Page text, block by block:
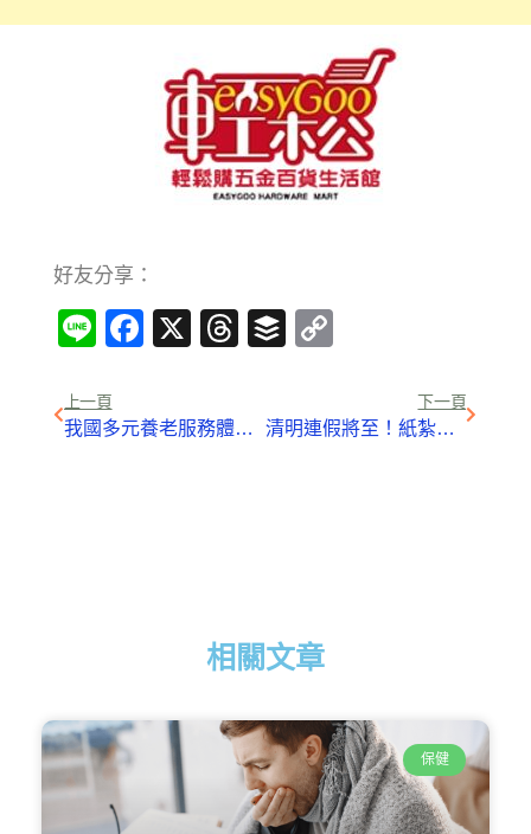
好友分享：
LineFacebook
X Threads
Buffer
上一頁
我國多元養老服務體系逐漸形成
下一頁
清明連假將至！紙紮車熱搜飆7倍、旅遊票券買氣漲
相關文章
保健